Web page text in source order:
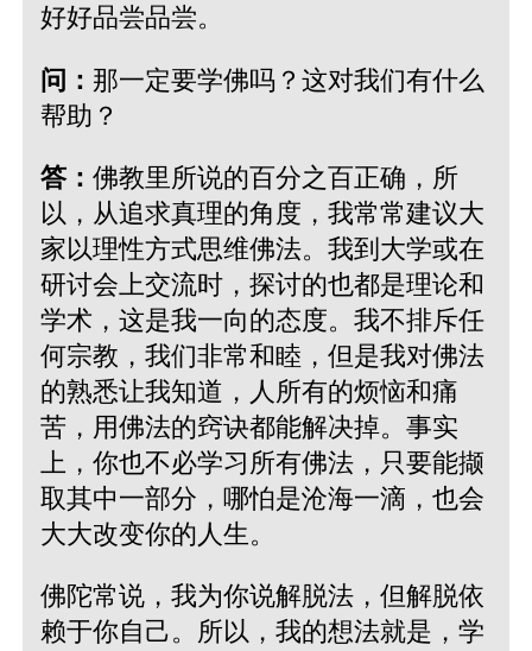
好好品尝品尝。
问： 那一定要学佛吗？这对我们有什么
帮助？
答： 佛教里所说的百分之百正确，所
以，从追求真理的角度，我常常建议大
家以理性方式思维佛法。我到大学或在
研讨会上交流时，探讨的也都是理论和
学术，这是我一向的态度。我不排斥任
何宗教，我们非常和睦，但是我对佛法
的熟悉让我知道，人所有的烦恼和痛
苦，用佛法的窍诀都能解决掉。事实
上，你也不必学习所有佛法，只要能撷
取其中一部分，哪怕是沧海一滴，也会
大大改变你的人生。
佛陀常说，我为你说解脱法，但解脱依
赖于你自己。所以，我的想法就是，学